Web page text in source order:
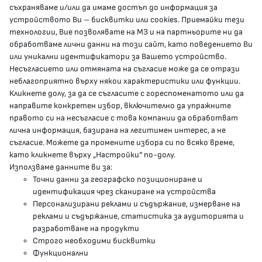
гр.София, 1000, пл. „Света Неделя“ №5
delovodstvo@mh.government.bg
presscenter@mh.government.bg
МЗ В СОЦИАЛНИТЕ МРЕЖИ
Facebook страница
Instragram профил
YouTube канал
Threads профил
Карта на сайта
съхраняваме и/или да имаме достъп до информация за
устройството Ви – бисквитки или cookies. Приемайки тези
технологии, Вие позволявате на МЗ и на партньорите ни да
обработваме лични данни на този сайт, като поведението Ви
или уникални идентификатори за Вашето устройство.
Несъгласието или отмяната на съгласие може да се отрази
неблагоприятно върху някои характеристики или функции.
Кликнете долу, за да се съгласите с гореспоменатото или да
направите конкретен избор, включително да упражните
правото си на несъгласие с това компании да обработват
лична информация, базирана на легитимен интерес, а не
съгласие. Можете да промените избора си по всяко време,
като кликнете върху „Настройки“ по-долу.
Използваме данните ви за:
Точни данни за географско позициониране и
идентификация чрез сканиране на устройства
Персонализирани реклами и съдържание, измерване на
реклами и съдържание, статистика за аудиторията и
разработване на продукти
Строго необходими бисквитки
Функционални